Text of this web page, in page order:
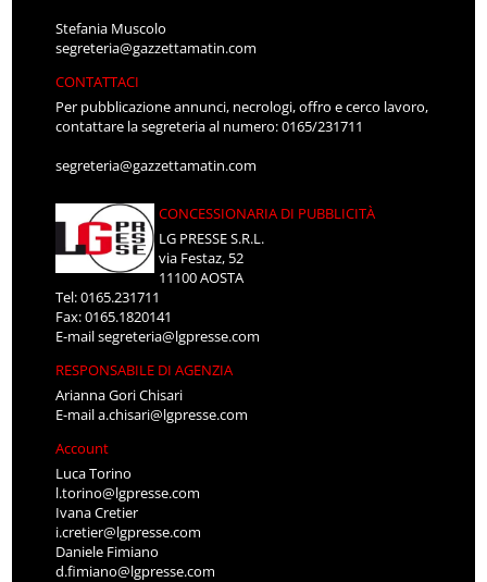
Stefania Muscolo
segreteria@gazzettamatin.com
CONTATTACI
Per pubblicazione annunci, necrologi, offro e cerco lavoro,
contattare la segreteria al numero: 0165/231711
segreteria@gazzettamatin.com
CONCESSIONARIA DI PUBBLICITÀ
LG PRESSE S.R.L.
via Festaz, 52
11100 AOSTA
Tel: 0165.231711
Fax: 0165.1820141
E-mailsegreteria@lgpresse.com
RESPONSABILE DI AGENZIA
Arianna Gori Chisari
E-maila.chisari@lgpresse.com
Account
Luca Torino
l.torino@lgpresse.com
Ivana Cretier
i.cretier@lgpresse.com
Daniele Fimiano
d.fimiano@lgpresse.com